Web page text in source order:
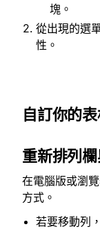
塊。
從出現的選
性。
自訂你的
重新排列欄
在電腦版或瀏
方式。
若要移動列